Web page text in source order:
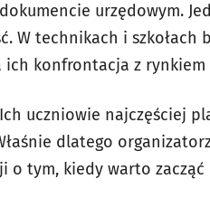
urzędowym.
W technikach i
ich konfrontacja z rynkiem
uczniowie najczęściej
dlatego
o tym, kiedy warto